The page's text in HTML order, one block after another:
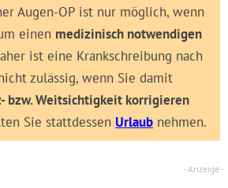
Augen-OP ist nur möglich, wenn
einen medizinisch notwendigen
ist eine Krankschreibung nach
zulässig, wenn Sie damit
bzw. Weitsichtigkeit korrigieren
Sie stattdessen Urlaub nehmen.